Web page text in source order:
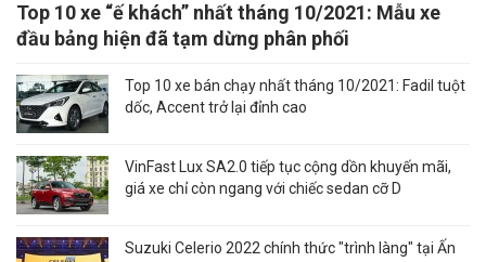
Top 10 xe “ế khách” nhất tháng 10/2021: Mẫu xe
đầu bảng hiện đã tạm dừng phân phối
Top 10 xe bán chạy nhất tháng 10/2021: Fadil tuột
dốc, Accent trở lại đỉnh cao
VinFast Lux SA2.0 tiếp tục cộng dồn khuyến mãi,
giá xe chỉ còn ngang với chiếc sedan cỡ D
Suzuki Celerio 2022 chính thức "trình làng" tại Ấn